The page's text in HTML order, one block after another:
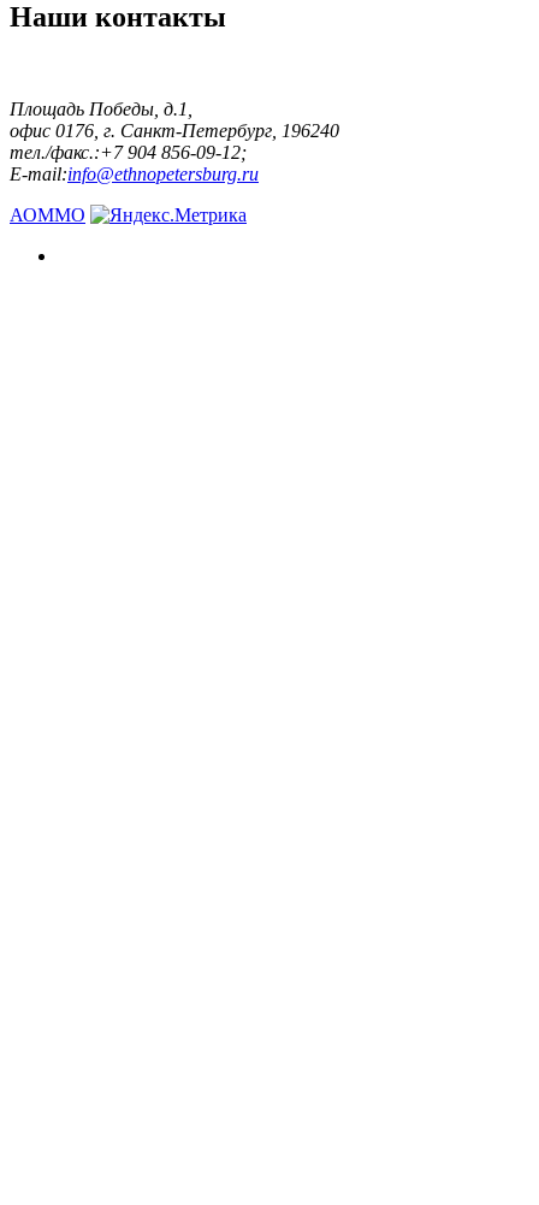
Наши контакты
Площадь Победы, д.1,
офис 0176, г. Санкт-Петербург, 196240
тел./факс.:+7 904 856-09-12;
E-mail:info@ethnopetersburg.ru
АОММО